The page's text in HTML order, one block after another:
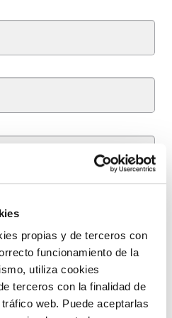
propias y de terceros con
funcionamiento de la
utiliza cookies
terceros con la finalidad de
web. Puede aceptarlas
LOPDGDD, SEGURIDAD Y
los datos facilitados, con la
y/o quejas planteadas a través
la información solicitada. Podrá
de acceso, rectificación,
en la normativa mencionada. Para
de cómo estamos tratando sus